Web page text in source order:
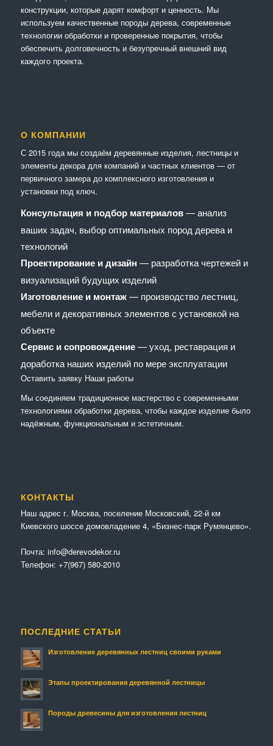
конструкции, которые дарят комфорт и ценность. Мы
используем качественные породы дерева, современные
технологии обработки и проверенные покрытия, чтобы
обеспечить долговечность и безупречный внешний вид
каждого проекта.
О КОМПАНИИ
С 2015 года мы создаём деревянные изделия, лестницы и
элементы декора для компаний и частных клиентов — от
первичного замера до комплексного изготовления и
установки под ключ.
Консультация и подбор материалов— анализ
ваших задач, выбор оптимальных пород дерева и
технологий
Проектирование и дизайн — разработка чертежей и
визуализаций будущих изделий
Изготовление и монтаж— производство лестниц,
мебели и декоративных элементов с установкой на
объекте
Сервис и сопровождение— уход, реставрация и
доработка наших изделий по мере эксплуатации
Оставить заявку Наши работы
Мы соединяем традиционное мастерство с современными
технологиями обработки дерева, чтобы каждое изделие было
надёжным, функциональным и эстетичным.
КОНТАКТЫ
Наш адрес г. Москва, поселение Московский, 22-й км
Киевского шоссе домовладение 4, «Бизнес-парк Румянцево».
Почта: info@derevodekor.ru
Телефон: +7(967) 580-2010
ПОСЛЕДНИЕ СТАТЬИ
Изготовление деревянных лестниц своими руками
Этапы проектирования деревянной лестницы
Породы древесины для изготовления лестниц